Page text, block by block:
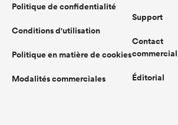
Politique de confidentialité
Conditions d'utilisation
Politique en matière de cookies
Modalités commerciales
Support
Contact
commercial
Éditorial